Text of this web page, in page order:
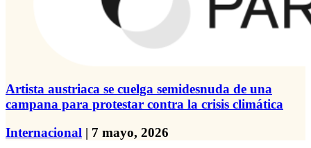
Artista austriaca se cuelga semidesnuda de una
campana para protestar contra la crisis climática
Internacional | 7 mayo, 2026